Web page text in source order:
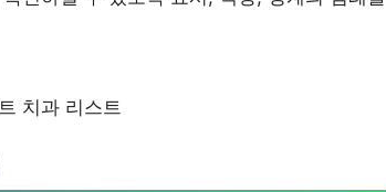
치과 리스트